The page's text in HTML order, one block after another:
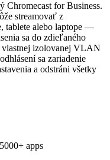
Chromecast for Business.
streamovať z
tablete alebo laptope —
sa do zdieľaného
vlastnej izolovanej VLAN
sa zariadenie
a odstráni všetky
apps